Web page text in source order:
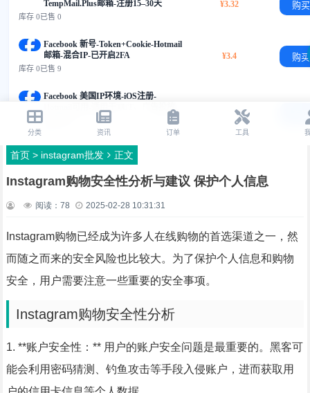
首页> instagram批发 正文
Instagram购物安全性分析与建议 保护个人信息
阅读： 78 2025-02-28 10:31:31
Instagram购物已经成为许多人在线购物的首选渠道之一，然
而随之而来的安全风险也比较大。为了保护个人信息和购物
安全，用户需要注意一些重要的安全事项。
Instagram购物安全性分析
1. **账户安全性：** 用户的账户安全问题是最重要的。黑客可
能会利用密码猜测、钓鱼攻击等手段入侵账户，进而获取用